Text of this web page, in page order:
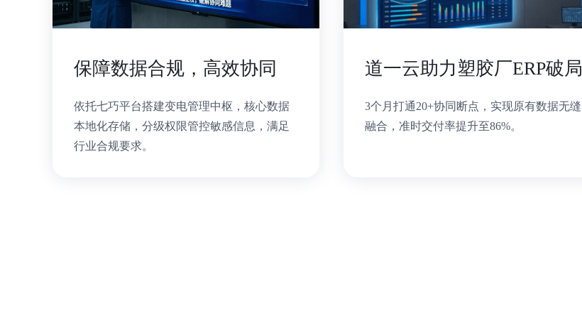
保障数据合规，高效协同
依托七巧平台搭建变电管理中枢，核心数据
本地化存储，分级权限管控敏感信息，满足
行业合规要求。
道一云助力塑胶厂ERP破局
3个月打通20+协同断点，实现原有数据无缝
融合，准时交付率提升至86%。